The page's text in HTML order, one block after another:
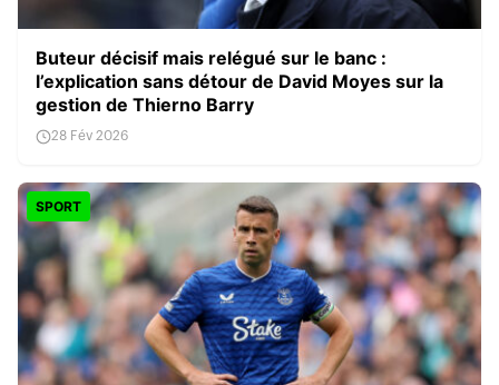
Buteur décisif mais relégué sur le banc :
l’explication sans détour de David Moyes sur la
gestion de Thierno Barry
28 Fév 2026
SPORT